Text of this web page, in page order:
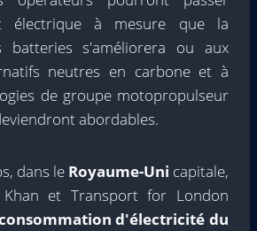
électrique à mesure que la
batteries s'améliorera ou aux
neutres en carbone et à
de groupe motopropulseur
abordables.
dans le Royaume-Uni capitale,
et Transport for London
d'électricité du